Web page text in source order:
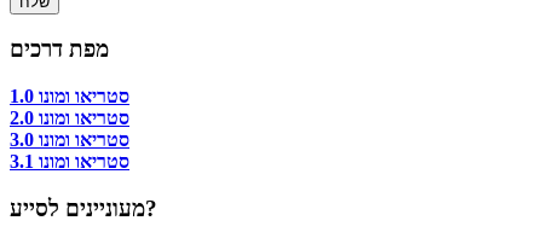
מפת דרכים
סטריאו ומונו 1.0
סטריאו ומונו 2.0
סטריאו ומונו 3.0
סטריאו ומונו 3.1
מעוניינים לסייע?